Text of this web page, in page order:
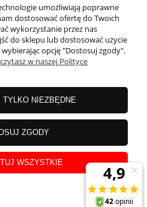
KONTO
I DOSTAWA
NAS
umożliwiają poprawne
dostosować ofertę do Twoich
wykorzystanie przez nas
do sklepu lub dostosować użycie
opcję "Dostosuj zgody".
w naszej Polityce
TYLKO NIEZBĘDNE
ZGODY
WSZYSTKIE